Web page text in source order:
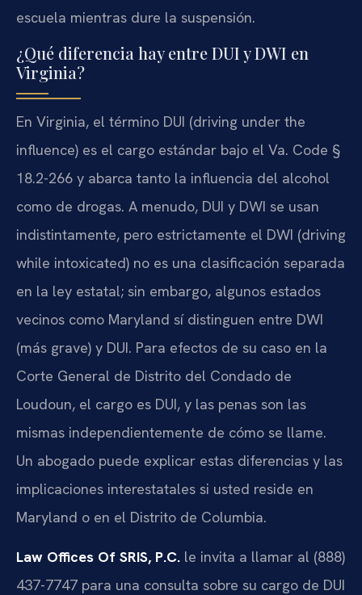
escuela mientras dure la suspensión.
¿Qué diferencia hay entre DUI y DWI en
Virginia?
En Virginia, el término DUI (driving under the
influence) es el cargo estándar bajo el Va. Code §
18.2-266 y abarca tanto la influencia del alcohol
como de drogas. A menudo, DUI y DWI se usan
indistintamente, pero estrictamente el DWI (driving
while intoxicated) no es una clasificación separada
en la ley estatal; sin embargo, algunos estados
vecinos como Maryland sí distinguen entre DWI
(más grave) y DUI. Para efectos de su caso en la
Corte General de Distrito del Condado de
Loudoun, el cargo es DUI, y las penas son las
mismas independientemente de cómo se llame.
Un abogado puede explicar estas diferencias y las
implicaciones interestatales si usted reside en
Maryland o en el Distrito de Columbia.
Law Offices Of SRIS, P.C. le invita a llamar al (888)
437-7747 para una consulta sobre su cargo de DUI